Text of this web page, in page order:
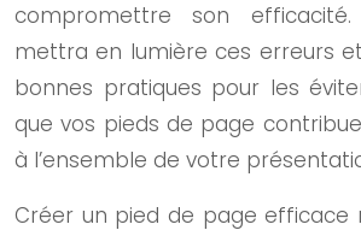
compromettre son
mettra en lumière ces erreurs
bonnes pratiques pour les
que vos pieds de page
à l’ensemble de votre
Créer un pied de page efficace